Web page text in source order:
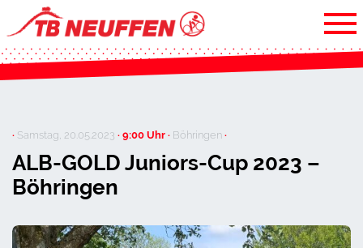
· Samstag, 20.05.2023 · 9:00 Uhr · Böhringen·
ALB-GOLD Juniors-Cup 2023 –
Böhringen